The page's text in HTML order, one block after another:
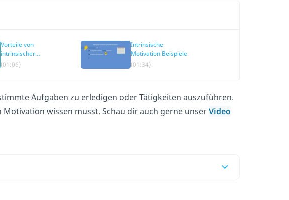
Vorteile von
intrinsischer
Motivation
(01:06)
Intrinsische
Motivation Beispiele
(01:34)
Aufgaben zu erledigen oder Tätigkeiten auszuführen.
wissen musst. Schau dir auch gerne unserVideo